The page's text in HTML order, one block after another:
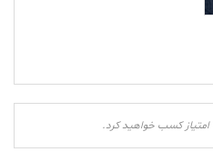
امتیاز کسب خواهید کرد.